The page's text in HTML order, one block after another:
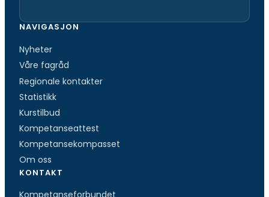
o
t
a
d
r
e
NAVIGASJON
Nyheter
Våre fagråd
Regionale kontakter
Statistikk
Kurstilbud
Kompetanseattest
Kompetansekompasset
Om oss
KONTAKT
Kompetanseforbundet